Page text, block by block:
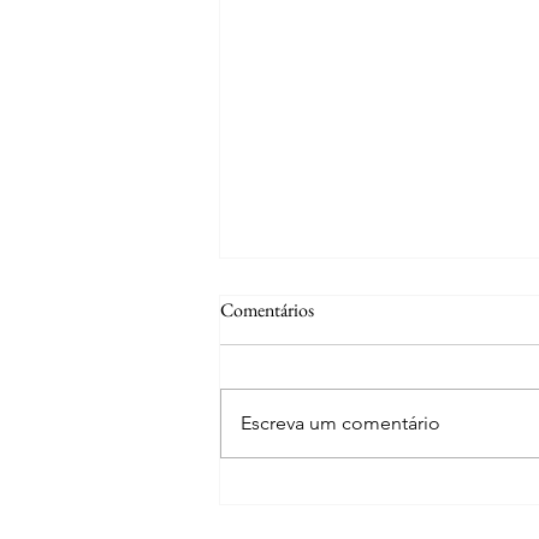
Comentários
Escreva um comentário